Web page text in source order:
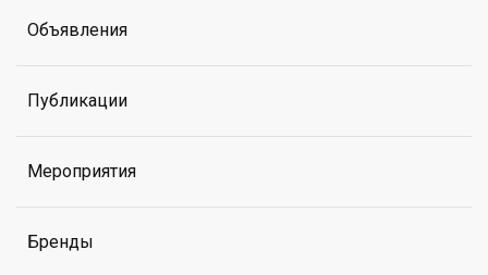
Объявления
Публикации
Мероприятия
Бренды